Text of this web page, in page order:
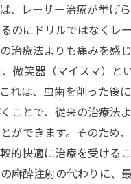
、レーザー治療が挙げ
のにドリルではなくレ
治療法よりも痛みを感
、微笑器（マイスマ）と
れは、虫歯を削った後
ことで、従来の治療法
ができます。そのため
的快適に治療を受けるこ
麻酔注射の代わりに、